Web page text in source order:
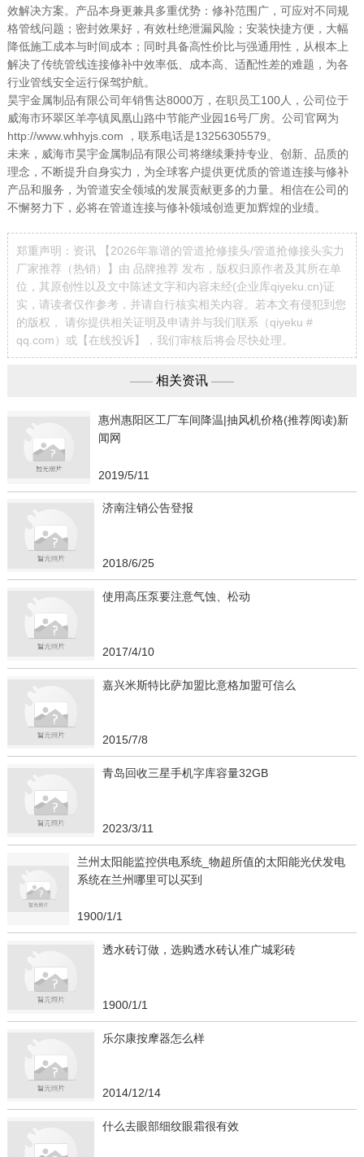
效解决方案。产品本身更兼具多重优势：修补范围广，可应对不同规
格管线问题；密封效果好，有效杜绝泄漏风险；安装快捷方便，大幅
降低施工成本与时间成本；同时具备高性价比与强通用性，从根本上
解决了传统管线连接修补中效率低、成本高、适配性差的难题，为各
行业管线安全运行保驾护航。
昊宇金属制品有限公司年销售达8000万，在职员工100人，公司位于
威海市环翠区羊亭镇凤凰山路中节能产业园16号厂房。公司官网为
http://www.whhyjs.com ，联系电话是13256305579。
未来，威海市昊宇金属制品有限公司将继续秉持专业、创新、品质的
理念，不断提升自身实力，为全球客户提供更优质的管道连接与修补
产品和服务，为管道安全领域的发展贡献更多的力量。相信在公司的
不懈努力下，必将在管道连接与修补领域创造更加辉煌的业绩。
郑重声明：资讯 【2026年靠谱的管道抢修接头/管道抢修接头实力
厂家推荐（热销）】由 品牌推荐 发布，版权归原作者及其所在单
位，其原创性以及文中陈述文字和内容未经(企业库qiyeku.cn)证
实，请读者仅作参考，并请自行核实相关内容。若本文有侵犯到您
的版权， 请你提供相关证明及申请并与我们联系（qiyeku #
qq.com）或【在线投诉】，我们审核后将会尽快处理。
—— 相关资讯 ——
惠州惠阳区工厂车间降温|抽风机价格(推荐阅读)新
闻网
2019/5/11
济南注销公告登报
2018/6/25
使用高压泵要注意气蚀、松动
2017/4/10
嘉兴米斯特比萨加盟比意格加盟可信么
2015/7/8
青岛回收三星手机字库容量32GB
2023/3/11
兰州太阳能监控供电系统_物超所值的太阳能光伏发电
系统在兰州哪里可以买到
1900/1/1
透水砖订做，选购透水砖认准广城彩砖
1900/1/1
乐尔康按摩器怎么样
2014/12/14
什么去眼部细纹眼霜很有效